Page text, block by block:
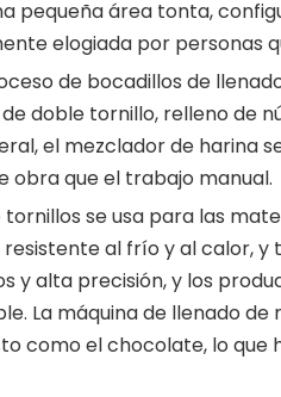
pequeña área tonta,
elogiada por personas
de bocadillos de
doble tornillo, relleno de
el mezclador de harina
obra que el trabajo manual.
se usa para las
al frío y al calor, y
y alta precisión, y los
La máquina de llenado
como el chocolate, lo que